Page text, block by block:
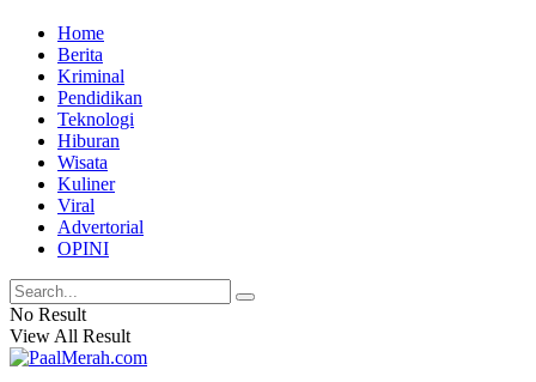
Home
Berita
Kriminal
Pendidikan
Teknologi
Hiburan
Wisata
Kuliner
Viral
Advertorial
OPINI
No Result
View All Result